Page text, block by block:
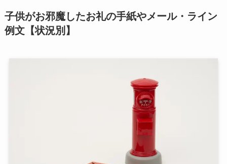
子供がお邪魔したお礼の手紙やメール・ライン
例文【状況別】